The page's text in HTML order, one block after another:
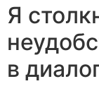
Я
в